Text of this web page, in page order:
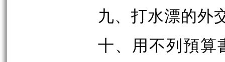
九、打水漂的外
十、用不列預算